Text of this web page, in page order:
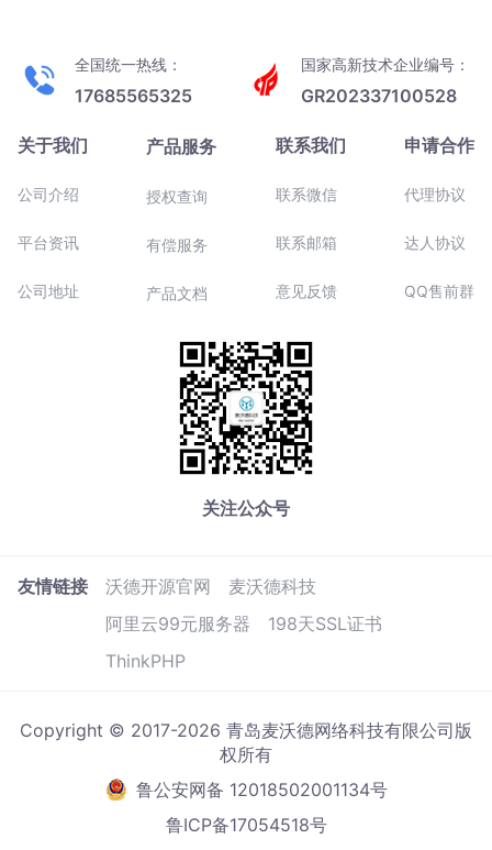
全国统一热线：
17685565325
国家高新技术企业编号：
GR202337100528
关于我们
公司介绍
平台资讯
公司地址
产品服务
授权查询
有偿服务
产品文档
联系我们
联系微信
联系邮箱
意见反馈
申请合作
代理协议
达人协议
QQ售前群
关注公众号
友情链接 沃德开源官网
麦沃德科技
阿里云99元服务器
198天SSL证书
ThinkPHP
Copyright © 2017-2026 青岛麦沃德网络科技有限公司版
权所有
鲁公安网备 12018502001134号
鲁ICP备17054518号